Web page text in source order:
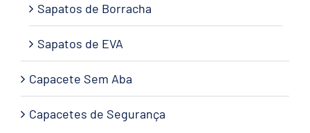
Sapatos de Borracha
Sapatos de EVA
Capacete Sem Aba
Capacetes de Segurança